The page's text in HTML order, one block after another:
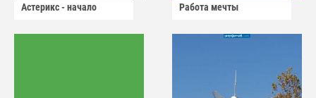
Астерикс - начало Работа мечты